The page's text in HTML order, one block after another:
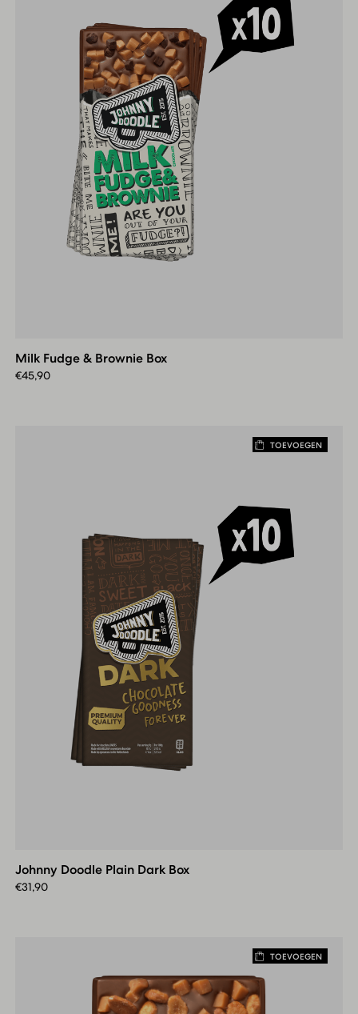
Brownie
Box
Milk Fudge & Brownie Box
€45,90
Dark
Box
TOEVOEGEN
Johnny Doodle Plain Dark Box
€31,90
TOEVOEGEN